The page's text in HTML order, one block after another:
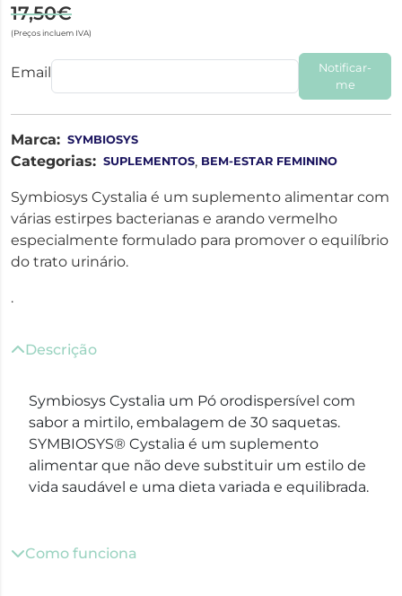
17,50€
(Preços incluem IVA)
Email
Notificar-
me
Marca: SYMBIOSYS
Categorias: SUPLEMENTOS, BEM-ESTAR FEMININO
Symbiosys Cystalia é um suplemento alimentar com
várias estirpes bacterianas e arando vermelho
especialmente formulado para promover o equilíbrio
do trato urinário.
.
Descrição
Symbiosys Cystalia um Pó orodispersível com
sabor a mirtilo, embalagem de 30 saquetas.
SYMBIOSYS® Cystalia é um suplemento
alimentar que não deve substituir um estilo de
vida saudável e uma dieta variada e equilibrada.
Como funciona